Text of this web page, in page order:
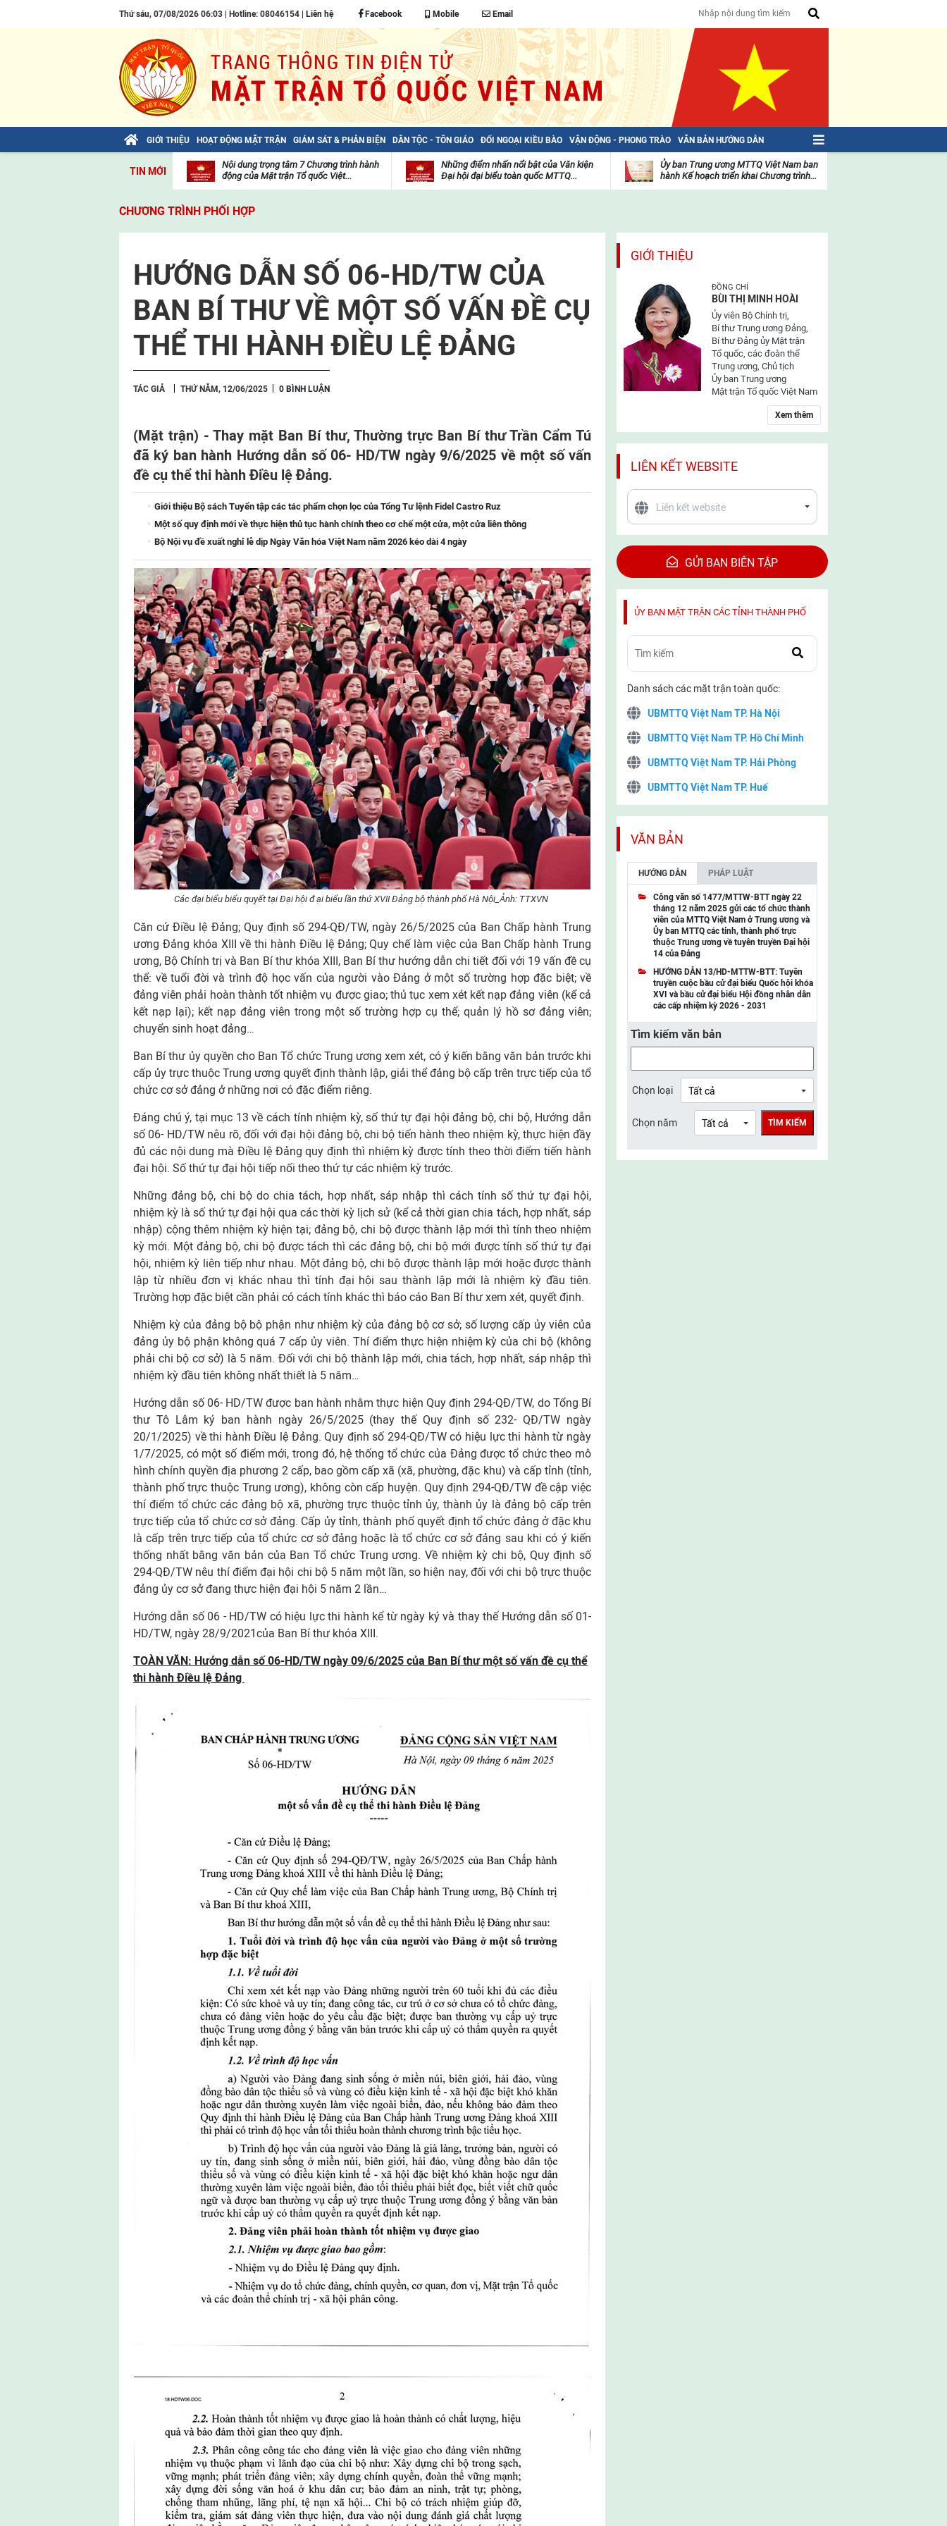
Thứ sáu, 07/08/2026 06:03 | Hotline: 08046154 | Liên hệ Facebook Mobile Email
GIỚI THIỆU HOẠT ĐỘNG MẶT TRẬN GIÁM SÁT & PHẢN BIỆN DÂN TỘC - TÔN GIÁO ĐỐI NGOẠI KIỀU BÀO VẬN ĐỘNG - PHONG TRÀO VĂN BẢN HƯỚNG DẪN
TIN MỚI
Bài viết của Tổng Bí thư Tô Lâm: TIẾN
viện
Nội dung trọng tâm 7 Chương trình hành
động của Mặt trận Tổ quốc Việt...
Những điểm nhấn nổi bật của Văn kiện
Đại hội đại biểu toàn quốc MTTQ...
mặt
trận
Ủy ban Trung ương MTTQ Việt Nam ban
hành Kế hoạch triển khai Chương trình...
CHƯƠNG TRÌNH PHỐI HỢP
HƯỚNG DẪN SỐ 06-HD/TW CỦA
BAN BÍ THƯ VỀ MỘT SỐ VẤN ĐỀ CỤ
THỂ THI HÀNH ĐIỀU LỆ ĐẢNG
TÁC GIẢ THỨ NĂM, 12/06/2025 0 BÌNH LUẬN
(Mặt trận) - Thay mặt Ban Bí thư, Thường trực Ban Bí thư Trần Cẩm Tú
đã ký ban hành Hướng dẫn số 06- HD/TW ngày 9/6/2025 về một số vấn
đề cụ thể thi hành Điều lệ Đảng.
Giới thiệu Bộ sách Tuyển tập các tác phẩm chọn lọc của Tổng Tư lệnh Fidel Castro Ruz
Một số quy định mới về thực hiện thủ tục hành chính theo cơ chế một cửa, một cửa liên thông
Bộ Nội vụ đề xuất nghỉ lễ dịp Ngày Văn hóa Việt Nam năm 2026 kéo dài 4 ngày
Các đại biểu biểu quyết tại Đại hội đ ại biểu lần thứ XVII Đảng bộ thành phố Hà Nội_Ảnh: TTXVN
Căn cứ Điều lệ Đảng; Quy định số 294-QĐ/TW, ngày 26/5/2025 của Ban Chấp hành Trung
ương Đảng khóa XIII về thi hành Điều lệ Đảng; Quy chế làm việc của Ban Chấp hành Trung
ương, Bộ Chính trị và Ban Bí thư khóa XIII, Ban Bí thư hướng dẫn chi tiết đối với 19 vấn đề cụ
thể: về tuổi đời và trình độ học vấn của người vào Đảng ở một số trường hợp đặc biệt; về
đảng viên phải hoàn thành tốt nhiệm vụ được giao; thủ tục xem xét kết nạp đảng viên (kể cả
kết nạp lại); kết nạp đảng viên trong một số trường hợp cụ thể; quản lý hồ sơ đảng viên;
chuyển sinh hoạt đảng…
Ban Bí thư ủy quyền cho Ban Tổ chức Trung ương xem xét, có ý kiến bằng văn bản trước khi
cấp ủy trực thuộc Trung ương quyết định thành lập, giải thể đảng bộ cấp trên trực tiếp của tổ
chức cơ sở đảng ở những nơi có đặc điểm riêng.
Đáng chú ý, tại mục 13 về cách tính nhiệm kỳ, số thứ tự đại hội đảng bộ, chi bộ, Hướng dẫn
số 06- HD/TW nêu rõ, đối với đại hội đảng bộ, chi bộ tiến hành theo nhiệm kỳ, thực hiện đầy
đủ các nội dung mà Điều lệ Đảng quy định thì nhiệm kỳ được tính theo thời điểm tiến hành
đại hội. Số thứ tự đại hội tiếp nối theo thứ tự các nhiệm kỳ trước.
Những đảng bộ, chi bộ do chia tách, hợp nhất, sáp nhập thì cách tính số thứ tự đại hội,
nhiệm kỳ là số thứ tự đại hội qua các thời kỳ lịch sử (kể cả thời gian chia tách, hợp nhất, sáp
nhập) cộng thêm nhiệm kỳ hiện tại; đảng bộ, chi bộ được thành lập mới thì tính theo nhiệm
kỳ mới. Một đảng bộ, chi bộ được tách thì các đảng bộ, chi bộ mới được tính số thứ tự đại
hội, nhiệm kỳ liên tiếp như nhau. Một đảng bộ, chi bộ được thành lập mới hoặc được thành
lập từ nhiều đơn vị khác nhau thì tính đại hội sau thành lập mới là nhiệm kỳ đầu tiên.
Trường hợp đặc biệt cần phải có cách tính khác thì báo cáo Ban Bí thư xem xét, quyết định.
Nhiệm kỳ của đảng bộ bộ phận như nhiệm kỳ của đảng bộ cơ sở; số lượng cấp ủy viên của
đảng ủy bộ phận không quá 7 cấp ủy viên. Thí điểm thực hiện nhiệm kỳ của chi bộ (không
phải chi bộ cơ sở) là 5 năm. Đối với chi bộ thành lập mới, chia tách, hợp nhất, sáp nhập thì
nhiệm kỳ đầu tiên không nhất thiết là 5 năm…
Hướng dẫn số 06- HD/TW được ban hành nhằm thực hiện Quy định 294-QĐ/TW, do Tổng Bí
thư Tô Lâm ký ban hành ngày 26/5/2025 (thay thế Quy định số 232- QĐ/TW ngày
20/1/2025) về thi hành Điều lệ Đảng. Quy định số 294-QĐ/TW có hiệu lực thi hành từ ngày
1/7/2025, có một số điểm mới, trong đó, hệ thống tổ chức của Đảng được tổ chức theo mô
hình chính quyền địa phương 2 cấp, bao gồm cấp xã (xã, phường, đặc khu) và cấp tỉnh (tỉnh,
thành phố trực thuộc Trung ương), không còn cấp huyện. Quy định 294-QĐ/TW đề cập việc
thí điểm tổ chức các đảng bộ xã, phường trực thuộc tỉnh ủy, thành ủy là đảng bộ cấp trên
trực tiếp của tổ chức cơ sở đảng. Cấp ủy tỉnh, thành phố quyết định tổ chức đảng ở đặc khu
là cấp trên trực tiếp của tổ chức cơ sở đảng hoặc là tổ chức cơ sở đảng sau khi có ý kiến
thống nhất bằng văn bản của Ban Tổ chức Trung ương. Về nhiệm kỳ chi bộ, Quy định số
294-QĐ/TW nêu thí điểm đại hội chi bộ 5 năm một lần, so hiện nay, đối với chi bộ trực thuộc
đảng ủy cơ sở đang thực hiện đại hội 5 năm 2 lần…
Hướng dẫn số 06 - HD/TW có hiệu lực thi hành kể từ ngày ký và thay thế Hướng dẫn số 01-
HD/TW, ngày 28/9/2021của Ban Bí thư khóa XIII.
TOÀN VĂN: Hướng dẫn số 06-HD/TW ngày 09/6/2025 của Ban Bí thư một số vấn đề cụ thể
thi hành Điều lệ Đảng
GIỚI THIỆU
ĐỒNG CHÍ
BÙI THỊ MINH HOÀI
Ủy viên Bộ Chính trị,
Bí thư Trung ương Đảng,
Bí thư Đảng ủy Mặt trận
Tổ quốc, các đoàn thể
Trung ương, Chủ tịch
Ủy ban Trung ương
Mặt trận Tổ quốc Việt Nam
Xem thêm
LIÊN KẾT WEBSITE
GỬI BAN BIÊN TẬP
ỦY BAN MẶT TRẬN CÁC TỈNH THÀNH PHỐ
Danh sách các mặt trận toàn quốc:
UBMTTQ Việt Nam TP. Hà Nội
UBMTTQ Việt Nam TP. Hồ Chí Minh
UBMTTQ Việt Nam TP. Hải Phòng
UBMTTQ Việt Nam TP. Huế
UBMTTQ Việt Nam TP. Cần Thơ
UBMTTQ Việt Nam tỉnh Quảng Ninh
UBMTTQ Việt Nam tỉnh Cao Bằng
UBMTTQ Việt Nam tỉnh Lạng Sơn
UBMTTQ Việt Nam tỉnh Lai Châu
UBMTTQ Việt Nam tỉnh Điện Biên
UBMTTQ Việt Nam tỉnh Sơn La
UBMTTQ Việt Nam tỉnh Thanh Hóa
UBMTTQ Việt Nam tỉnh Nghệ An
UBMTTQ Việt Nam tỉnh Lào Cai
UBMTTQ Việt Nam tỉnh Thái Nguyên
VĂN BẢN
HƯỚNG DẪN PHÁP LUẬT
Công văn số 1477/MTTW-BTT ngày 22
tháng 12 năm 2025 gửi các tổ chức thành
viên của MTTQ Việt Nam ở Trung ương và
Ủy ban MTTQ các tỉnh, thành phố trực
thuộc Trung ương về tuyên truyền Đại hội
14 của Đảng
HƯỚNG DẪN 13/HD-MTTW-BTT: Tuyên
truyền cuộc bầu cử đại biểu Quốc hội khóa
XVI và bầu cử đại biểu Hội đồng nhân dân
các cấp nhiệm kỳ 2026 - 2031
Tìm kiếm văn bản
Chọn loại
Chọn năm TÌM KIẾM